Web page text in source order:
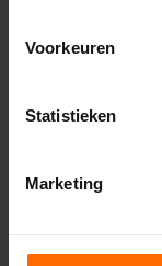
Voorkeuren
Statistieken
Marketing
Kunststof
Wij streven
werkdagen klaar
snel aan de slag